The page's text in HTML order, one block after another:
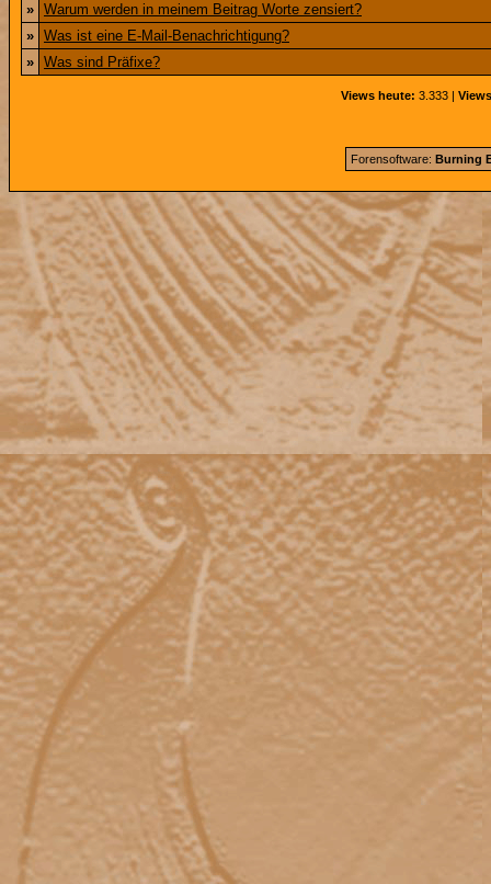
» Warum werden in meinem Beitrag Worte zensiert?
» Was ist eine E-Mail-Benachrichtigung?
» Was sind Präfixe?
Views heute: 3.333 |
Forensoftware: Burning